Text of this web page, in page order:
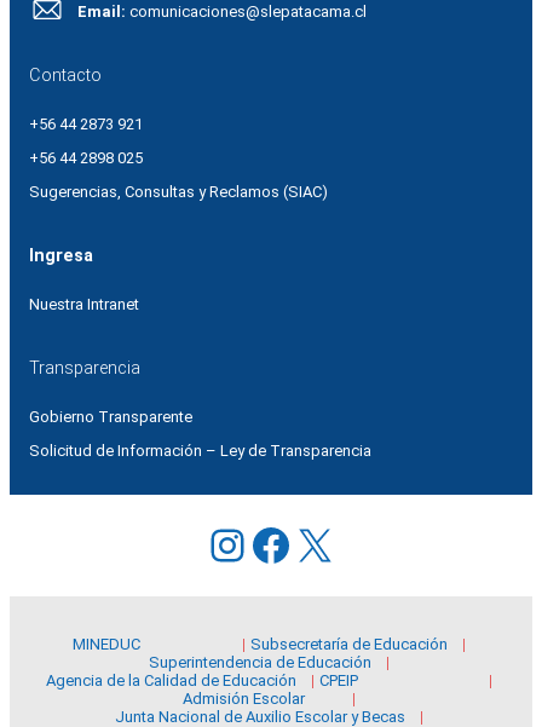
Email: comunicaciones@slepatacama.cl
Contacto
+56 44 2873 921
+56 44 2898 025
Sugerencias, Consultas y Reclamos (SIAC)
Ingresa
Nuestra Intranet
Transparencia
Gobierno Transparente
Solicitud de Información – Ley de Transparencia
Instagram
Facebook
X
MINEDUC
Subsecretaría de Educación
Superintendencia de Educación
Agencia de la Calidad de Educación
CPEIP
Admisión Escolar
Junta Nacional de Auxilio Escolar y Becas